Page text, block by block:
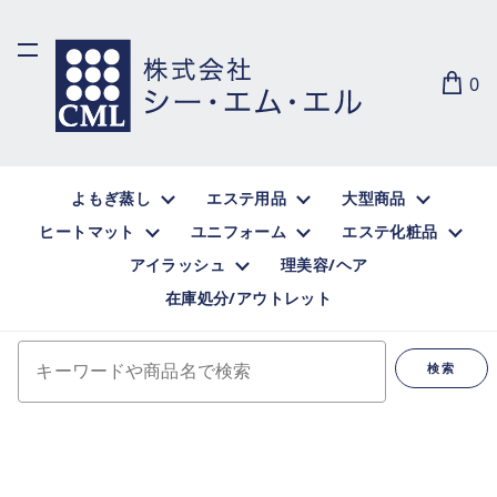
0
よもぎ蒸し エステ用品
大型商品
ヒートマット
ユニフォーム
エステ化粧品
アイラッシュ
理美容/ヘア
在庫処分/アウトレット
検索